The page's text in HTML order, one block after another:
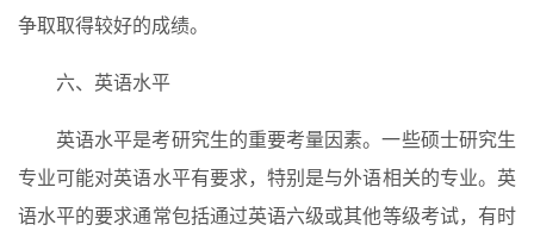
争取取得较好的成绩。
六、英语水平
英语水平是考研究生的重要考量因素。一些硕士研究生
专业可能对英语水平有要求，特别是与外语相关的专业。英
语水平的要求通常包括通过英语六级或其他等级考试，有时